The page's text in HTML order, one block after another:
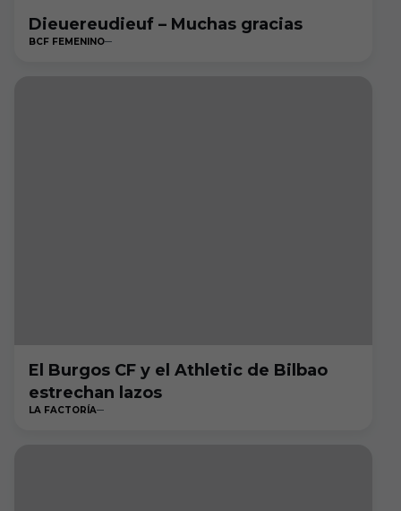
Dieuereudieuf – Muchas gracias
BCF FEMENINO
El Burgos CF y el Athletic de Bilbao
estrechan lazos
LA FACTORÍA